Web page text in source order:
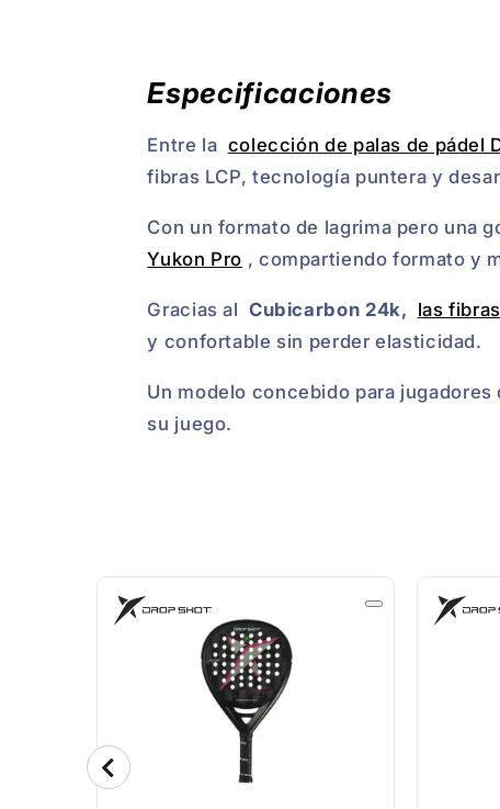
Especificaciones
Entre la colección de palas de pádel
fibras LCP, tecnología puntera y
Con un formato de lagrima pero una
Yukon Pro , compartiendo formato y
Gracias al Cubicarbon 24k, las
y confortable sin perder elasticidad.
Un modelo concebido para jugadores
su juego.